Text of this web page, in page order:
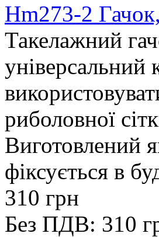
Hm273-2
Такелажний
риболовної
Виготовлений
фіксується в
310 грн
Без ПДВ: 310